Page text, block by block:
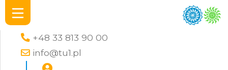
+48 33 813 90 00
info@tu1.pl